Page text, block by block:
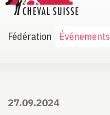
Fédération Événements
27.09.2024